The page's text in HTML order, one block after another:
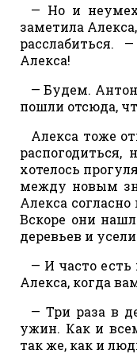
— Но и
заметила
Алекса!
— Будем.
пошли отсюда,
Алекса тоже
хотелось
между новым
Алекса
Вскоре они
деревьев и
— И часто есть
Алекса, когда
— Три раза в
ужин. Как и
так же, как и